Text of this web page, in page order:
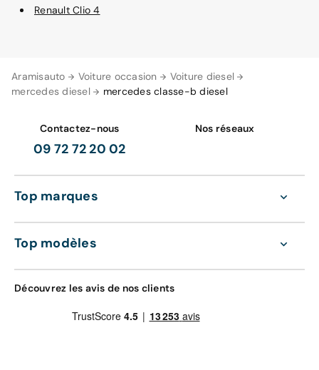
Aramisauto Voiture occasion
Voiture diesel
mercedes diesel
mercedes classe-b diesel
Renault Clio 4
Contactez-nous
09 72 72 20 02
Nos réseaux
Top marques
Top modèles
Découvrez les avis de nos clients